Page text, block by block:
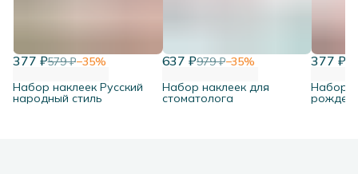
377 ₽579 ₽−35%
Набор наклеек Русский
народный стиль
637 ₽979 ₽−35%
Набор наклеек для
стоматолога
377 ₽
Набор